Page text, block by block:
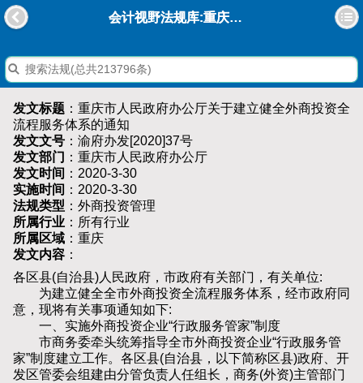
会计视野法规库:重庆市人民政府办公厅关于建立健全外商投资全流程服务体系的通知
发文标题 ：重庆市人民政府办公厅关于建立健全外商投资全
流程服务体系的通知
发文文号 ：渝府办发[2020]37号
发文部门 ：重庆市人民政府办公厅
发文时间 ：2020-3-30
实施时间 ：2020-3-30
法规类型 ：外商投资管理
所属行业 ：所有行业
所属区域 ：重庆
发文内容 ：
各区县(自治县)人民政府，市政府有关部门，有关单位:
为建立健全全市外商投资全流程服务体系，经市政府同
意，现将有关事项通知如下:
一、实施外商投资企业“行政服务管家”制度
市商务委牵头统筹指导全市外商投资企业“行政服务管
家”制度建立工作。各区县(自治县，以下简称区县)政府、开
发区管委会组建由分管负责人任组长，商务(外资)主管部门